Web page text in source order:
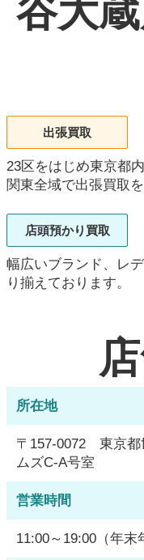
谷大
出張買取
23区をはじめ東京都
関東全域で出張買取
店頭預かり買取
幅広いブランド、レ
り揃えております。
所在地
〒157-0072 東京
ムズC-A号室
営業時間
11:00～19:00（年末